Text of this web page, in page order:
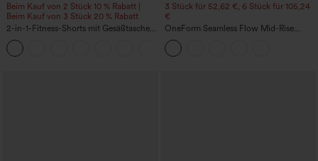
Beim Kauf von 2 Stück 10 % Rabatt |
Beim Kauf von 3 Stück 20 % Rabatt
2-in-1-Fitness-Shorts mit Gesäßtasche
und seitlicher versteckter Tasche 6,3 cm
3 Stück für 52,62 €, 6 Stück für 105,24
€
OneForm Seamless Flow Mid-Rise
Yoga-Leggings - mittelhoher Bund,
bauchformend und mit Po-Lifting-
Effekt